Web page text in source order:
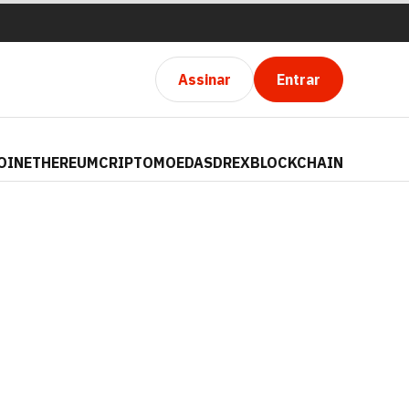
Assinar Entrar
ETHEREUMCRIPTOMOEDASDREXBLOCKCHAIN